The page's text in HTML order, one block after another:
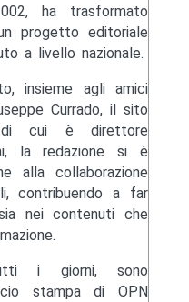
ha trasformato
progetto editoriale
a livello nazionale.
insieme agli amici
Currado, il sito
di cui è direttore
la redazione si è
alla collaborazione
contribuendo a far
nei contenuti che
i giorni, sono
stampa di OPN